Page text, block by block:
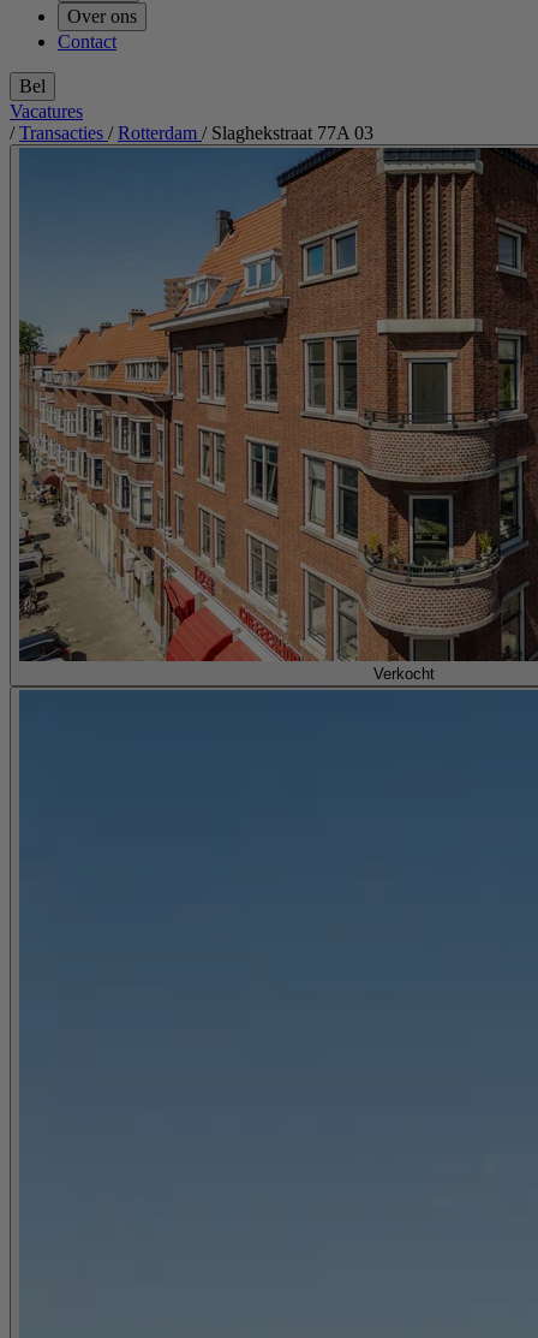
Over ons
Contact
Bel
Vacatures
/ Transacties / Rotterdam / Slaghekstraat 77A 03
Verkocht